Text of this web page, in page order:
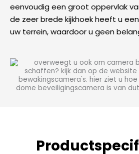
eenvoudig een groot oppervlak
de zeer brede kijkhoek heeft u
uw terrein, waardoor u geen